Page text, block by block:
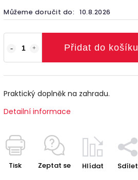
Můžeme doručit do: 10.8.2026
Přidat do košíku
Praktický doplněk na zahradu.
Detailní informace
Tisk Zeptat se Hlídat Sdílet